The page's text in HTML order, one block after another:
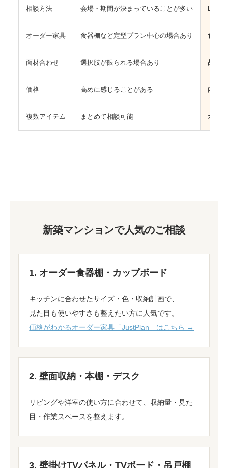
相談方法 会場・期間が決まっていることが多い LINE
オーダー家具 食器棚など定型プラン中心の場合あり 食器
面材合わせ 選択肢が限られる場合あり 品番
価格 高めに感じることがある 内容
複数アイテム まとめて相談可能 オー
新築マンションで人気のご相談
1. オーダー食器棚・カップボード
キッチンに合わせたサイズ・色・収納計画で、
見た目も使いやすさも整えたい方に人気です。
価格がわかるオーダー家具「JustPlan」はこちら →
2. 壁面収納・本棚・デスク
リビングや洋室の使い方に合わせて、収納量・見た
目・作業スペースを整えます。
3. 壁掛けTVパネル・TVボード・吊戸棚